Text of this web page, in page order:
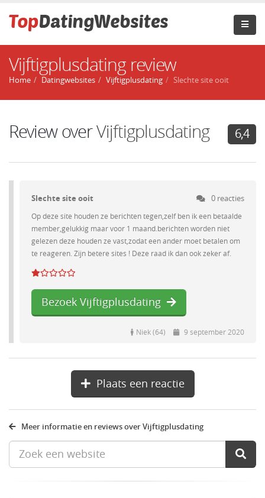
Vijftigplusdating review
Home Datingwebsites Vijftigplusdating Slechte site ooit
Review overVijftigplusdating 6,4
Slechte site ooit 0 reacties
Op deze site houden ze berichten tegen,zelf ben ik een betaalde
member,gelukkig maar voor 1 maand.berichten worden niet
gelezen deze houden ze vast,zodat een ander moet betalen om
te reageren. Zijn betere sites ! Deze raad ik dan ook zeker af.
Bezoek Vijftigplusdating
Niek (64) 9 september 2020
Plaats een reactie
Meer informatie en reviews over Vijftigplusdating